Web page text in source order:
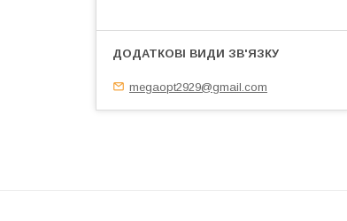
megaopt2929@gmail.com